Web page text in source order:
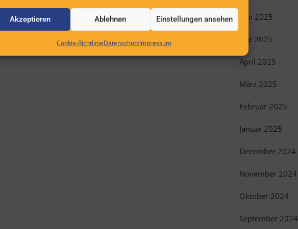
Akzeptieren Ablehnen Einstellungen ansehen
Cookie-RichtlinieDatenschutzImpressum
Juni 2025
Mai 2025
April 2025
März 2025
Februar 2025
Januar 2025
Dezember 2024
November 2024
Oktober 2024
September 2024